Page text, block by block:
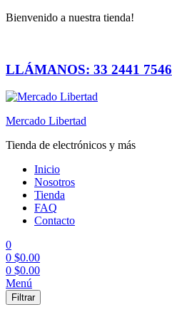
Bienvenido a nuestra tienda!
LLÁMANOS: 33 2441 7546
Mercado Libertad
Tienda de electrónicos y más
Inicio
Nosotros
Tienda
FAQ
Contacto
0
0 $0.00
0 $0.00
Menú
Filtrar